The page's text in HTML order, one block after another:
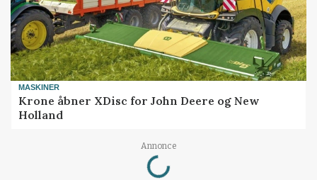
MASKINER
Krone åbner XDisc for John Deere og New
Holland
Annonce
Loading...